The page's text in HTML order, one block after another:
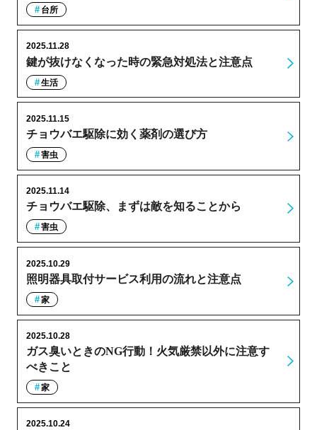
台所
鍵が抜けなくなった時の緊急対処法と注意点
2025.11.28
生活
チョウバエ駆除に効く薬剤の選び方
2025.11.15
害虫
チョウバエ駆除、まずは敵を知ることから
2025.11.14
害虫
照明器具取付サービス利用の流れと注意点
2025.10.29
家
ガス臭いときのNG行動！火気厳禁以外に注意す
べきこと
2025.10.28
家
2025.10.24